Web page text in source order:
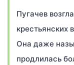
Пугачев
крестьянских
Она даже
продлилась